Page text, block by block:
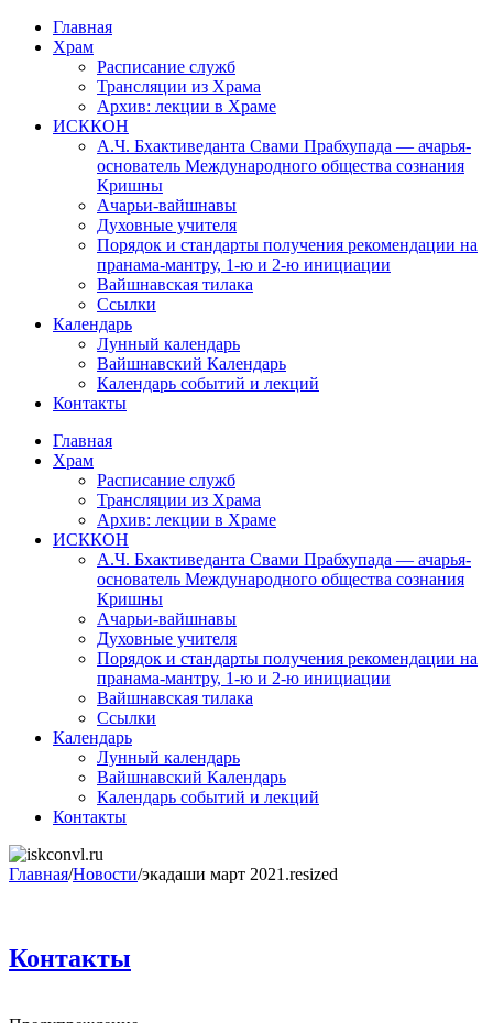
Перейти
содержимому
Главная
Храм
Расписание служб
Трансляции из Храма
Архив: лекции в Храме
ИСККОН
А.Ч. Бхактиведанта Свами Прабхупада — ачарья-
основатель Международного общества сознания
Кришны
Ачарьи-вайшнавы
Духовные учителя
Порядок и стандарты получения рекомендации на
пранама-мантру, 1-ю и 2-ю инициации
Вайшнавская тилака
Ссылки
Календарь
Лунный календарь
Вайшнавский Календарь
Календарь событий и лекций
Контакты
Главная
Храм
Расписание служб
Трансляции из Храма
Архив: лекции в Храме
ИСККОН
А.Ч. Бхактиведанта Свами Прабхупада — ачарья-
основатель Международного общества сознания
Кришны
Ачарьи-вайшнавы
Духовные учителя
Порядок и стандарты получения рекомендации на
пранама-мантру, 1-ю и 2-ю инициации
Вайшнавская тилака
Ссылки
Календарь
Лунный календарь
Вайшнавский Календарь
Календарь событий и лекций
Контакты
Главная/Новости/экадаши март 2021.resized
Контакты